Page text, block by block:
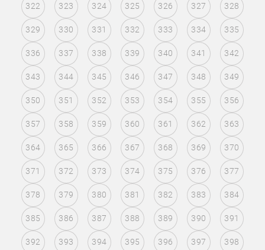
322 323 324 325 326 327 328
329 330 331 332 333 334 335
336 337 338 339 340 341 342
343 344 345 346 347 348 349
350 351 352 353 354 355 356
357 358 359 360 361 362 363
364 365 366 367 368 369 370
371 372 373 374 375 376 377
378 379 380 381 382 383 384
385 386 387 388 389 390 391
392 393 394 395 396 397 398